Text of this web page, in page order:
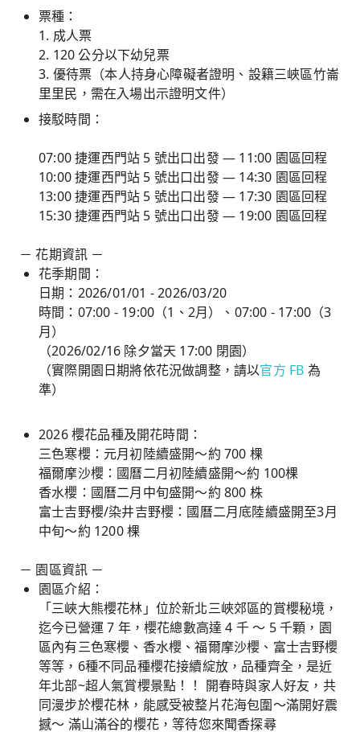
票種：
1. 成人票
2. 120 公分以下幼兒票
3. 優待票（本人持身心障礙者證明、設籍三峽區竹崙
里里民，需在入場出示證明文件）
接駁時間：
07:00 捷運西門站 5 號出口出發 — 11:00 園區回程
10:00 捷運西門站 5 號出口出發 — 14:30 園區回程
13:00 捷運西門站 5 號出口出發 — 17:30 園區回程
15:30 捷運西門站 5 號出口出發 — 19:00 園區回程
－ 花期資訊 －
花季期間：
日期：2026/01/01 - 2026/03/20
時間：07:00 - 19:00（1、2月）、07:00 - 17:00（3
月）
（2026/02/16 除夕當天 17:00 閉園）
（實際開園日期將依花況做調整，請以官方 FB 為
準）
2026 櫻花品種及開花時間：
三色寒櫻：元月初陸續盛開～約 700 棵
福爾摩沙櫻：國曆二月初陸續盛開～約 100棵
香水櫻：國曆二月中旬盛開～約 800 株
富士吉野櫻/染井吉野櫻：國曆二月底陸續盛開至3月
中旬～約 1200 棵
－ 園區資訊 －
園區介紹：
「三峽大熊櫻花林」位於新北三峽郊區的賞櫻秘境，
迄今已營運 7 年，櫻花總數高達 4 千 ～ 5 千顆，園
區內有三色寒櫻、香水櫻、福爾摩沙櫻、富士吉野櫻
等等，6種不同品種櫻花接續綻放，品種齊全，是近
年北部~超人氣賞櫻景點！！ 開春時與家人好友，共
同漫步於櫻花林，能感受被整片花海包圍～滿開好震
撼～ 滿山滿谷的櫻花，等待您來聞香探尋